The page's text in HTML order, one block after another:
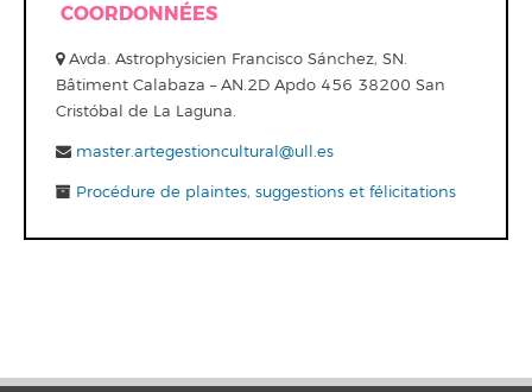
COORDONNÉES
Avda. Astrophysicien Francisco Sánchez, SN.
Bâtiment Calabaza – AN.2D Apdo 456 38200 San
Cristóbal de La Laguna.
master.artegestioncultural@ull.es
Procédure de plaintes, suggestions et félicitations